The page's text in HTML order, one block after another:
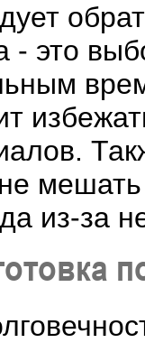
- это
из-за